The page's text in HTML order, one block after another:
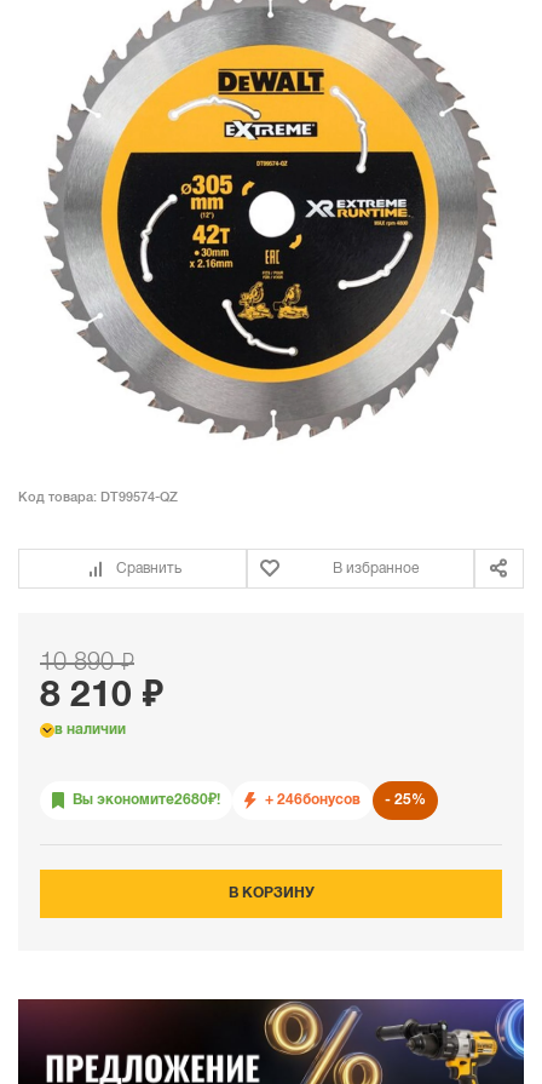
Код товара: DT99574-QZ
Сравнить В избранное
10 890 ₽
8 210 ₽
в наличии
Вы экономите2680₽! + 246бонусов 25%
В КОРЗИНУ